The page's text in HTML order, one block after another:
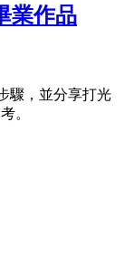
業作品
驟，並分享打光
。